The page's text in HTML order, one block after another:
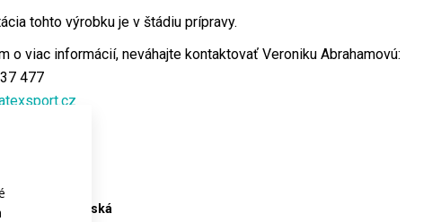
tohto výrobku je v štádiu prípravy.
o viac informácií, neváhajte kontaktovať Veroniku Abrahamovú:
477
Dámská / Dětská